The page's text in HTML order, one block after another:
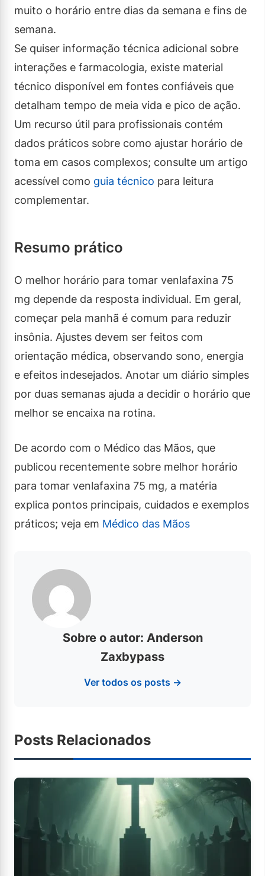
muito o horário entre dias da semana e fins de
semana.
Se quiser informação técnica adicional sobre
interações e farmacologia, existe material
técnico disponível em fontes confiáveis que
detalham tempo de meia vida e pico de ação.
Um recurso útil para profissionais contém
dados práticos sobre como ajustar horário de
toma em casos complexos; consulte um artigo
acessível como guia técnico para leitura
complementar.
Resumo prático
O melhor horário para tomar venlafaxina 75
mg depende da resposta individual. Em geral,
começar pela manhã é comum para reduzir
insônia. Ajustes devem ser feitos com
orientação médica, observando sono, energia
e efeitos indesejados. Anotar um diário simples
por duas semanas ajuda a decidir o horário que
melhor se encaixa na rotina.
De acordo com o Médico das Mãos, que
publicou recentemente sobre melhor horário
para tomar venlafaxina 75 mg, a matéria
explica pontos principais, cuidados e exemplos
práticos; veja em Médico das Mãos
Sobre o autor: Anderson
Zaxbypass
Ver todos os posts →
Posts Relacionados